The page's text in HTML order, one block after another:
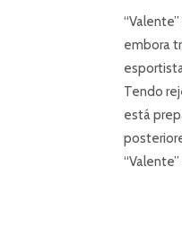
embora
Tendo
está